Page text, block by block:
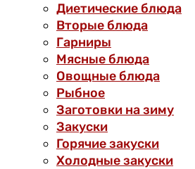
Диетические блюда
Вторые блюда
Гарниры
Мясные блюда
Овощные блюда
Рыбное
Заготовки на зиму
Закуски
Горячие закуски
Холодные закуски